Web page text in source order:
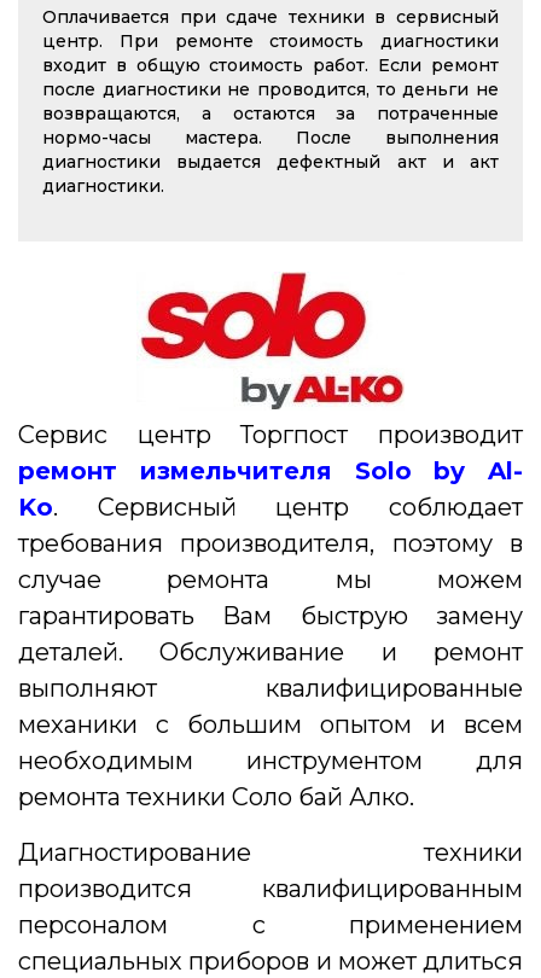
Сервис центр Торгпост производит
ремонт измельчителя Solo by Al-
Ko. Сервисный центр соблюдает
требования производителя, поэтому в
случае ремонта мы можем
гарантировать Вам быструю замену
деталей. Обслуживание и ремонт
выполняют квалифицированные
механики с большим опытом и всем
необходимым инструментом для
ремонта техники Соло бай Алко.
Диагностирование техники
производится квалифицированным
персоналом с применением
специальных приборов и может длиться
Оплачивается при сдаче техники в сервисный
центр. При ремонте стоимость диагностики
входит в общую стоимость работ. Если ремонт
после диагностики не проводится, то деньги не
возвращаются, а остаются за потраченные
нормо-часы мастера. После выполнения
диагностики выдается дефектный акт и акт
диагностики.